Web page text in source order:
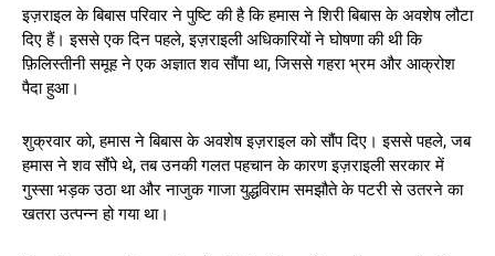
इज़राइल के बिबास परिवार ने पुष्टि की है कि हमास ने शिरी बिबास के अवशेष लौटा
दिए हैं। इससे एक दिन पहले, इज़राइली अधिकारियों ने घोषणा की थी कि
फ़िलिस्तीनी समूह ने एक अज्ञात शव सौंपा था, जिससे गहरा भ्रम और आक्रोश
पैदा हुआ।
शुक्रवार को, हमास ने बिबास के अवशेष इज़राइल को सौंप दिए। इससे पहले, जब
हमास ने शव सौंपे थे, तब उनकी गलत पहचान के कारण इज़राइली सरकार में
गुस्सा भड़क उठा था और नाजुक गाजा युद्धविराम समझौते के पटरी से उतरने का
खतरा उत्पन्न हो गया था।